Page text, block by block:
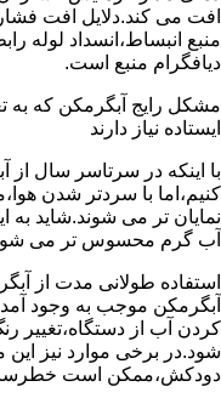
افت می کند.دلایل افت فشار
منبع انبساط،انسداد لوله
دیافگرام منبع است.
مشکل رایج آبگرمکن که به
ایستاده نیاز دارند
با اینکه در سرتاسر سال
کنیم،اما با سردتر شدن
نمایان تر می شوند.شاید
آب گرم محسوس تر می
استفاده طولانی مدت از
آبگرمکن موجب به وجود
کردن آب از
شود.در برخی موارد نیز این
دودکش،ممکن است